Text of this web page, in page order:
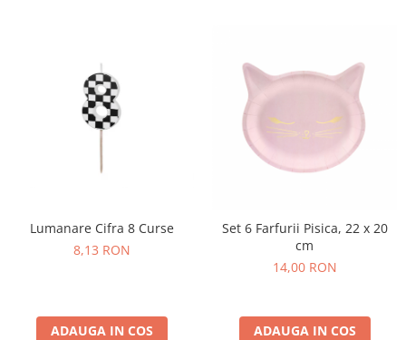
Lumanare Cifra 8 Curse
8,13 RON
ADAUGA IN COS
Set 6 Farfurii Pisica, 22 x 20
cm
14,00 RON
ADAUGA IN COS